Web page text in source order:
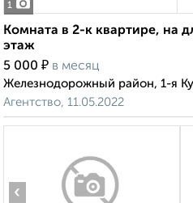
1
Комната в 2-к квартире, на
этаж
5 000 ₽ в месяц
Железнодорожный район, 1-я
Агентство, 11.05.2022
‹